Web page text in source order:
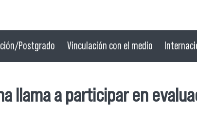
Postgrado Vinculación con el medio
llama a participar en